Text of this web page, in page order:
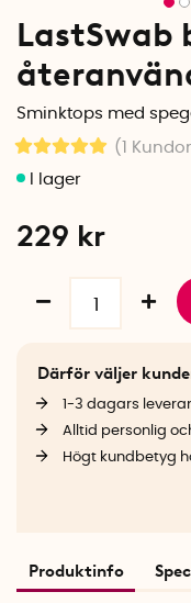
LastSwab
Sminktops med
(1
229 kr
Därför väljer
1-3 dagars
Alltid personlig
Högt kundbetyg
Produktinfo